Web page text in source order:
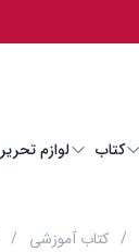
کتاب لوازم تحریر
/ کتاب آموزشی /